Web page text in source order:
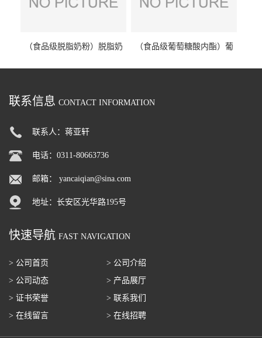
（食品级脱脂奶粉）脱脂奶
（食品级葡萄糖酸内酯）葡
联系信息 CONTACT INFORMATION
联系人：蒋亚轩
电话：0311-80663736
邮箱： yancaiqian@sina.com
地址：长安区光华路195号
快速导航 FAST NAVIGATION
> 公司首页
> 公司介绍
> 公司动态
> 产品展厅
> 证书荣誉
> 联系我们
> 在线留言
> 在线招聘